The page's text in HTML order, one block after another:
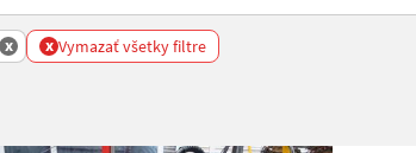
x x Vymazať všetky filtre